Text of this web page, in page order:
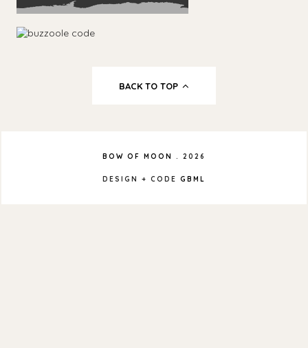
BACK TO TOP
BOW OF MOON . 2026
DESIGN + CODE GBML